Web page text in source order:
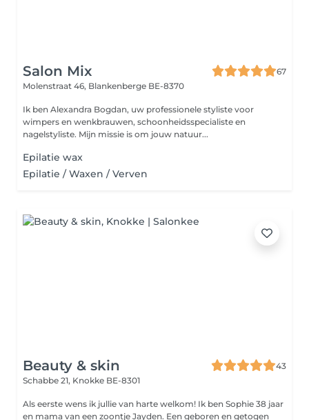
Salon Mix
67
Molenstraat 46, Blankenberge BE-8370
Ik ben Alexandra Bogdan, uw professionele styliste voor
wimpers en wenkbrauwen, schoonheidsspecialiste en
nagelstyliste. Mijn missie is om jouw natuur...
Epilatie wax
Epilatie / Waxen / Verven
Beauty & skin
43
Schabbe 21, Knokke BE-8301
Als eerste wens ik jullie van harte welkom! Ik ben Sophie 38 jaar
en mama van een zoontje Jayden. Een geboren en getogen